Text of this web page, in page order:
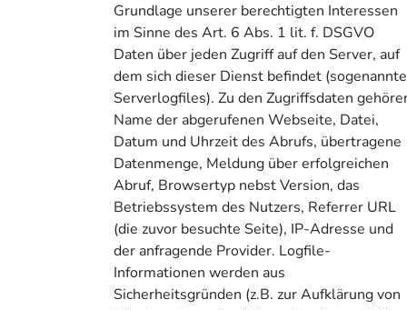
Grundlage unserer berechtigten Interessen
im Sinne des Art. 6 Abs. 1 lit. f. DSGVO
Daten über jeden Zugriff auf den Server, auf
dem sich dieser Dienst befindet (sogenannte
Serverlogfiles). Zu den Zugriffsdaten
Name der abgerufenen Webseite, Datei,
Datum und Uhrzeit des Abrufs, übertragene
Datenmenge, Meldung über erfolgreichen
Abruf, Browsertyp nebst Version, das
Betriebssystem des Nutzers, Referrer URL
(die zuvor besuchte Seite), IP-Adresse und
der anfragende Provider. Logfile-
Informationen werden aus
Sicherheitsgründen (z.B. zur Aufklärung von